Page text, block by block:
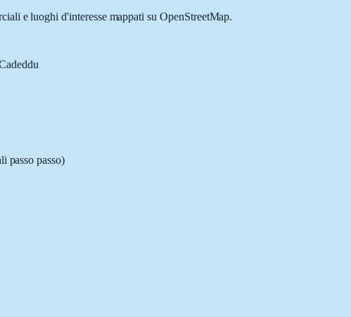
e luoghi d'interesse mappati su OpenStreetMap.
passo passo)